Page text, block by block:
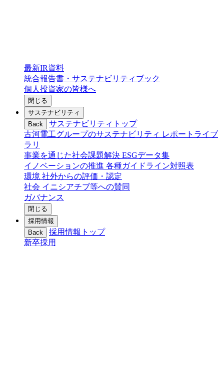
最新IR資料
統合報告書・サステナビリティブック
個人投資家の皆様へ
閉じる
サステナビリティ
Back
サステナビリティトップ
古河電工グループのサステナビリティ レポートライブ
ラリ
事業を通じた社会課題解決 ESGデータ集
イノベーションの推進 各種ガイドライン対照表
環境 社外からの評価・認定
社会 イニシアチブ等への賛同
ガバナンス
閉じる
採用情報
Back
採用情報トップ
新卒採用